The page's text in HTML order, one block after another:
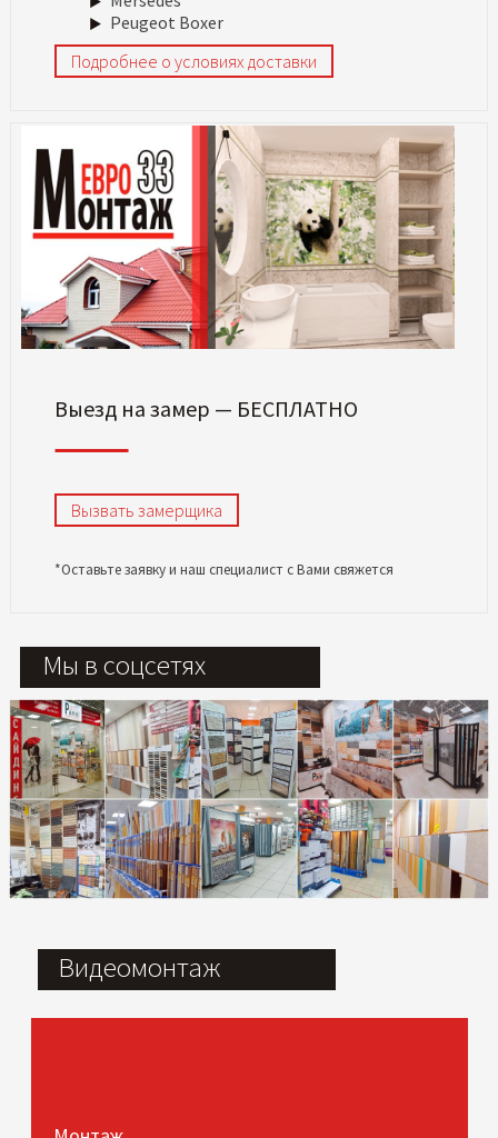
Peugeot Boxer
Подробнее о условиях доставки
Выезд на замер — БЕСПЛАТНО
Вызвать замерщика
*Оставьте заявку и наш специалист с Вами свяжется
Мы в соцсетях
Видеомонтаж